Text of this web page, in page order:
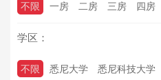
不限 一房 二房 三房 四房
学区：
不限 悉尼大学 悉尼科技大学